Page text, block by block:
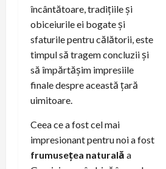
încântătoare, tradițiile și
obiceiurile ei bogate și
sfaturile pentru călătorii, este
timpul să tragem concluzii și
să împărtășim impresiile
finale despre această țară
uimitoare.
Ceea ce a fost cel mai
impresionant pentru noi a fost
frumusețea naturală a